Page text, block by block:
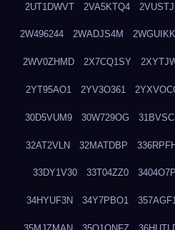
2UT1DWVT 2VA5KTQ4
2W496244 2WADJS4M
2WV0ZHMD 2X7CQ1SY
2YT95AO1 2YV3O361
30D5VUM9 30W729OG
32AT2VLN 32MATDBP
33DY1V30 33T04ZZ0
34HYUF3N 34Y7PBO1